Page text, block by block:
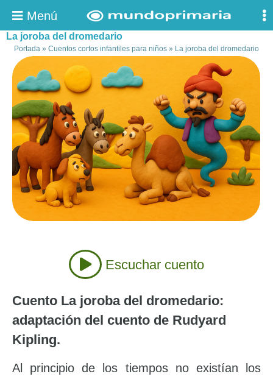
Menú
La joroba del dromedario
Portada » Cuentos cortos infantiles para niños » La joroba del dromedario
Escuchar cuento
Cuento La joroba del dromedario:
adaptación del cuento de Rudyard
Kipling.
Al principio de los tiempos no existían los